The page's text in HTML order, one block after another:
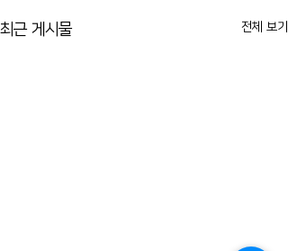
최근 게시물 전체 보기